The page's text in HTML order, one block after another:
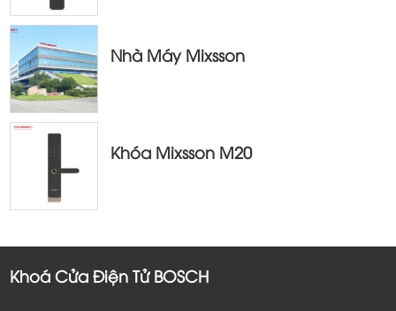
Nhà Máy Mixsson
Khóa Mixsson M20
Khoá Cửa Điện Tử BOSCH